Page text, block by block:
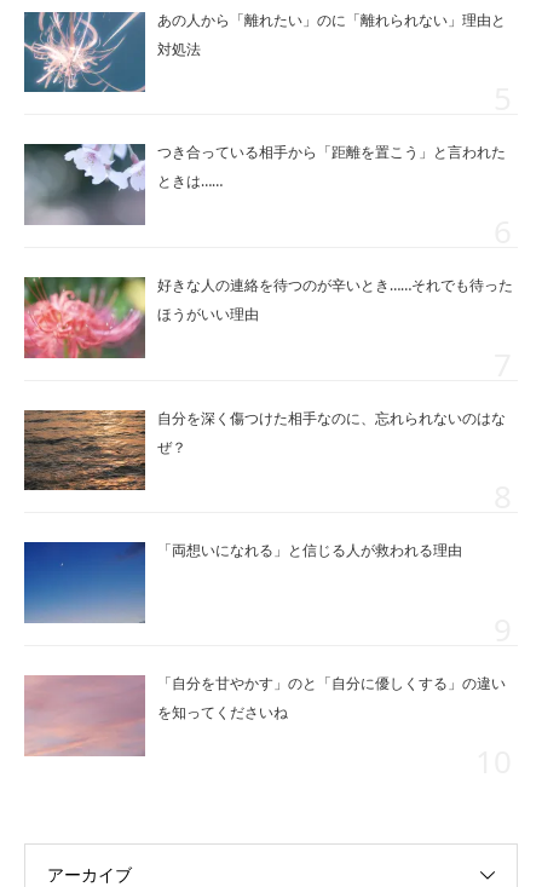
あの人から「離れたい」のに「離れられない」理由と
対処法
つき合っている相手から「距離を置こう」と言われた
ときは……
好きな人の連絡を待つのが辛いとき……それでも待った
ほうがいい理由
自分を深く傷つけた相手なのに、忘れられないのはな
ぜ？
「両想いになれる」と信じる人が救われる理由
「自分を甘やかす」のと「自分に優しくする」の違い
を知ってくださいね
アーカイブ